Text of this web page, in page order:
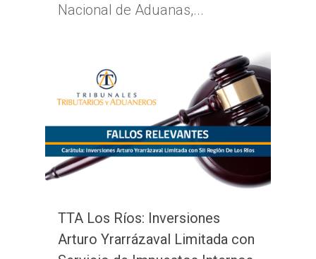
Nacional de Aduanas,...
TTA Los Ríos: Inversiones
Arturo Yrarrázaval Limitada con